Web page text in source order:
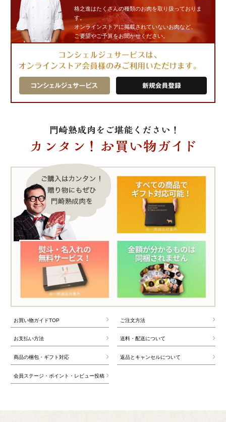
格之進はたくさんの種類のお肉を取り扱っておりま
す。
オンラインストアに掲載されていないお肉など、
ご要望やご予算をお聞かせください。
お買い物ガイドTOP ご注文方法
お支払い方法 送料・配送について
商品の梱包・ギフト対応 返品とキャンセルについて
会員ステージ・ポイント・レビュー投稿